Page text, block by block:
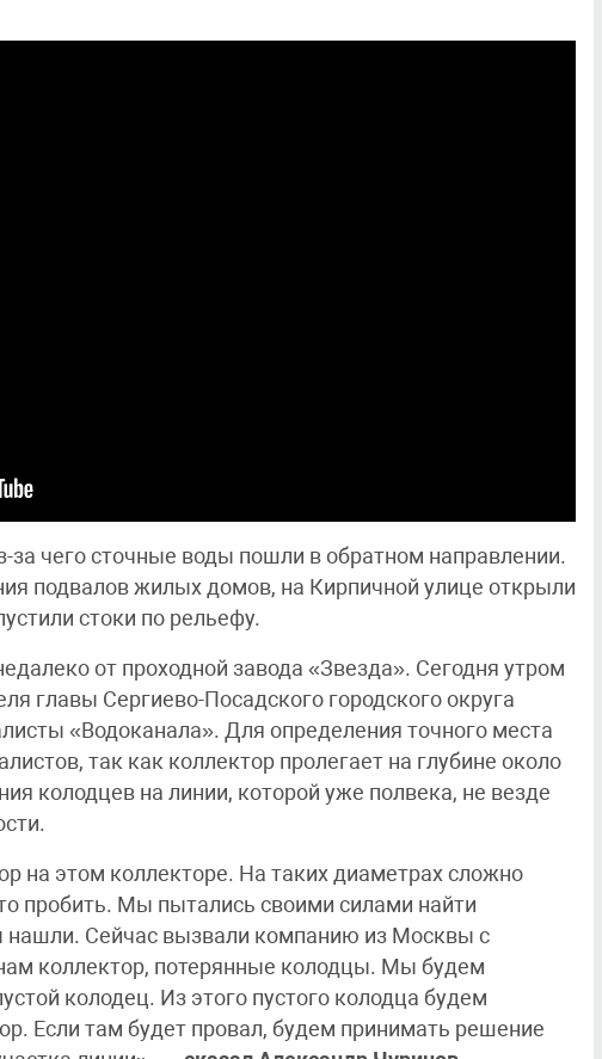
за чего сточные воды пошли в обратном направлении.
подвалов жилых домов, на Кирпичной улице открыли
стоки по рельефу.
от проходной завода «Звезда». Сегодня утром
главы Сергиево-Посадского городского округа
«Водоканала». Для определения точного места
так как коллектор пролегает на глубине около
колодцев на линии, которой уже полвека, не везде
на этом коллекторе. На таких диаметрах сложно
пробить. Мы пытались своими силами найти
нашли. Сейчас вызвали компанию из Москвы с
коллектор, потерянные колодцы. Мы будем
колодец. Из этого пустого колодца будем
Если там будет провал, будем принимать решение